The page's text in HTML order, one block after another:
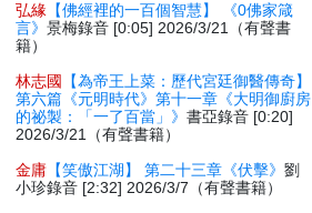
弘緣 【佛經裡的一百個智慧】 《0佛家箴
言》景梅錄音 [0:05] 2026/3/21（有聲書
籍）
林志國
【為帝王上菜：歷代宮廷御醫傳奇】
第六篇《元明時代》第十一章《大明御廚房
的祕製：「一了百當」》書亞錄音 [0:20]
2026/3/21（有聲書籍）
金庸 【笑傲江湖】 第二十三章《伏擊》劉
小珍錄音 [2:32] 2026/3/7（有聲書籍）